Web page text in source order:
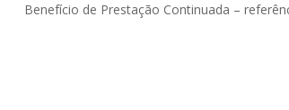
Benefício de Prestação Continuada –